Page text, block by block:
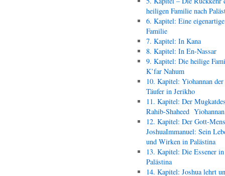
heiligen Familie nach
6. Kapitel: Eine eigenartige
Familie
7. Kapitel: In Kana
8. Kapitel: In En-Nassar
9. Kapitel: Die heilige
K’far Nahum
10. Kapitel: Yiohannan der
Täufer in Jerikho
11. Kapitel: Der
Rahib-Shaheed
12. Kapitel: Der Gott-
JoshuaImmanuel: Sein
und Wirken in Palästina
13. Kapitel: Die Essener in
Palästina
14. Kapitel: Joshua lehrt